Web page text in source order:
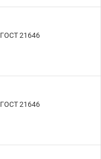
21646
21646